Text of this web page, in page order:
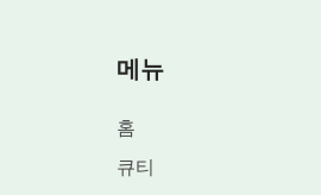
하나님은 예수요, 영이라고
감히 말할 수 있는가?
메뉴
홈
큐티